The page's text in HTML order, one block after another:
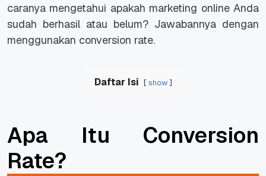
caranya mengetahui apakah marketing online Anda
sudah berhasil atau belum? Jawabannya dengan
menggunakan conversion rate.
Daftar Isi show
Apa Itu Conversion
Rate?